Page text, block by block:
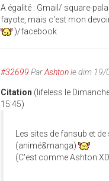
A égalité : Gmail/ square-
fayote, mais c'est mon
)/facebook
#32699 ParAshtonle dim 19/
Citation (lifeless le
15:45)
Les sites de fansub et
(animé&manga)
(C'est comme Ashton